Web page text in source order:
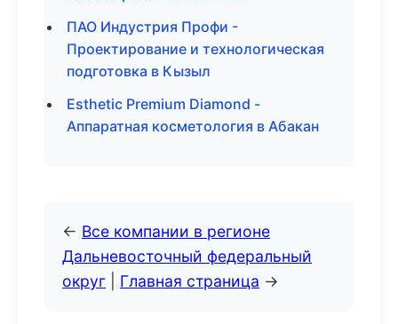
ПАО Индустрия Профи -
Проектирование и технологическая
подготовка в Кызыл
Esthetic Premium Diamond -
Аппаратная косметология в Абакан
← Все компании в регионе
Дальневосточный федеральный
округ
Главная страница →